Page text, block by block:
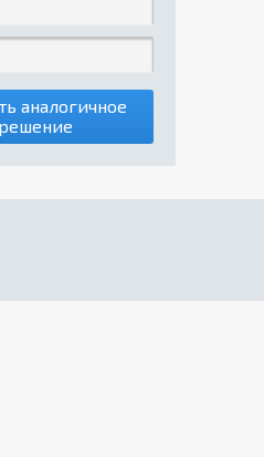
аналогичное
решение